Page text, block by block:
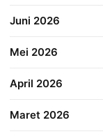
Juni 2026
Mei 2026
April 2026
Maret 2026